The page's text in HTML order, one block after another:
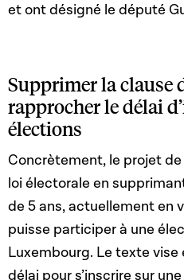
et ont désigné le député
Supprimer la clause
rapprocher le délai
élections
Concrètement, le projet
loi électorale en
de 5 ans, actuellement en
puisse participer à une
Luxembourg. Le texte
délai pour s’inscrire sur